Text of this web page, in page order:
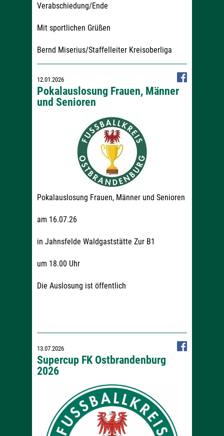
Verabschiedung/Ende
Mit sportlichen Grüßen
Bernd Miserius/Staffelleiter Kreisoberliga
12.01.2026
Pokalauslosung Frauen, Männer
und Senioren
Pokalauslosung Frauen, Männer und Senioren
am 16.07.26
in Jahnsfelde Waldgaststätte Zur B1
um 18.00 Uhr
Die Auslosung ist öffentlich
13.07.2026
Supercup FK Ostbrandenburg
2026